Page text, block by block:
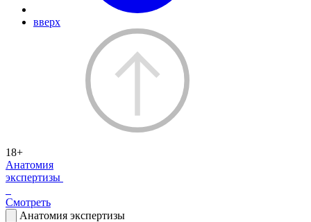
вверх
18+
Анатомия
экспертизы
Смотреть
Анатомия экспертизы